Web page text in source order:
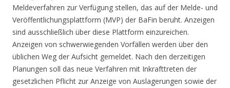
Meldeverfahren zur Verfügung stellen, das auf der Melde- und
Veröffentlichungsplattform (MVP) der BaFin beruht. Anzeigen
sind ausschließlich über diese Plattform einzureichen.
Anzeigen von schwerwiegenden Vorfällen werden über den
üblichen Weg der Aufsicht gemeldet. Nach den derzeitigen
Planungen soll das neue Verfahren mit Inkrafttreten der
gesetzlichen Pflicht zur Anzeige von Auslagerungen sowie der